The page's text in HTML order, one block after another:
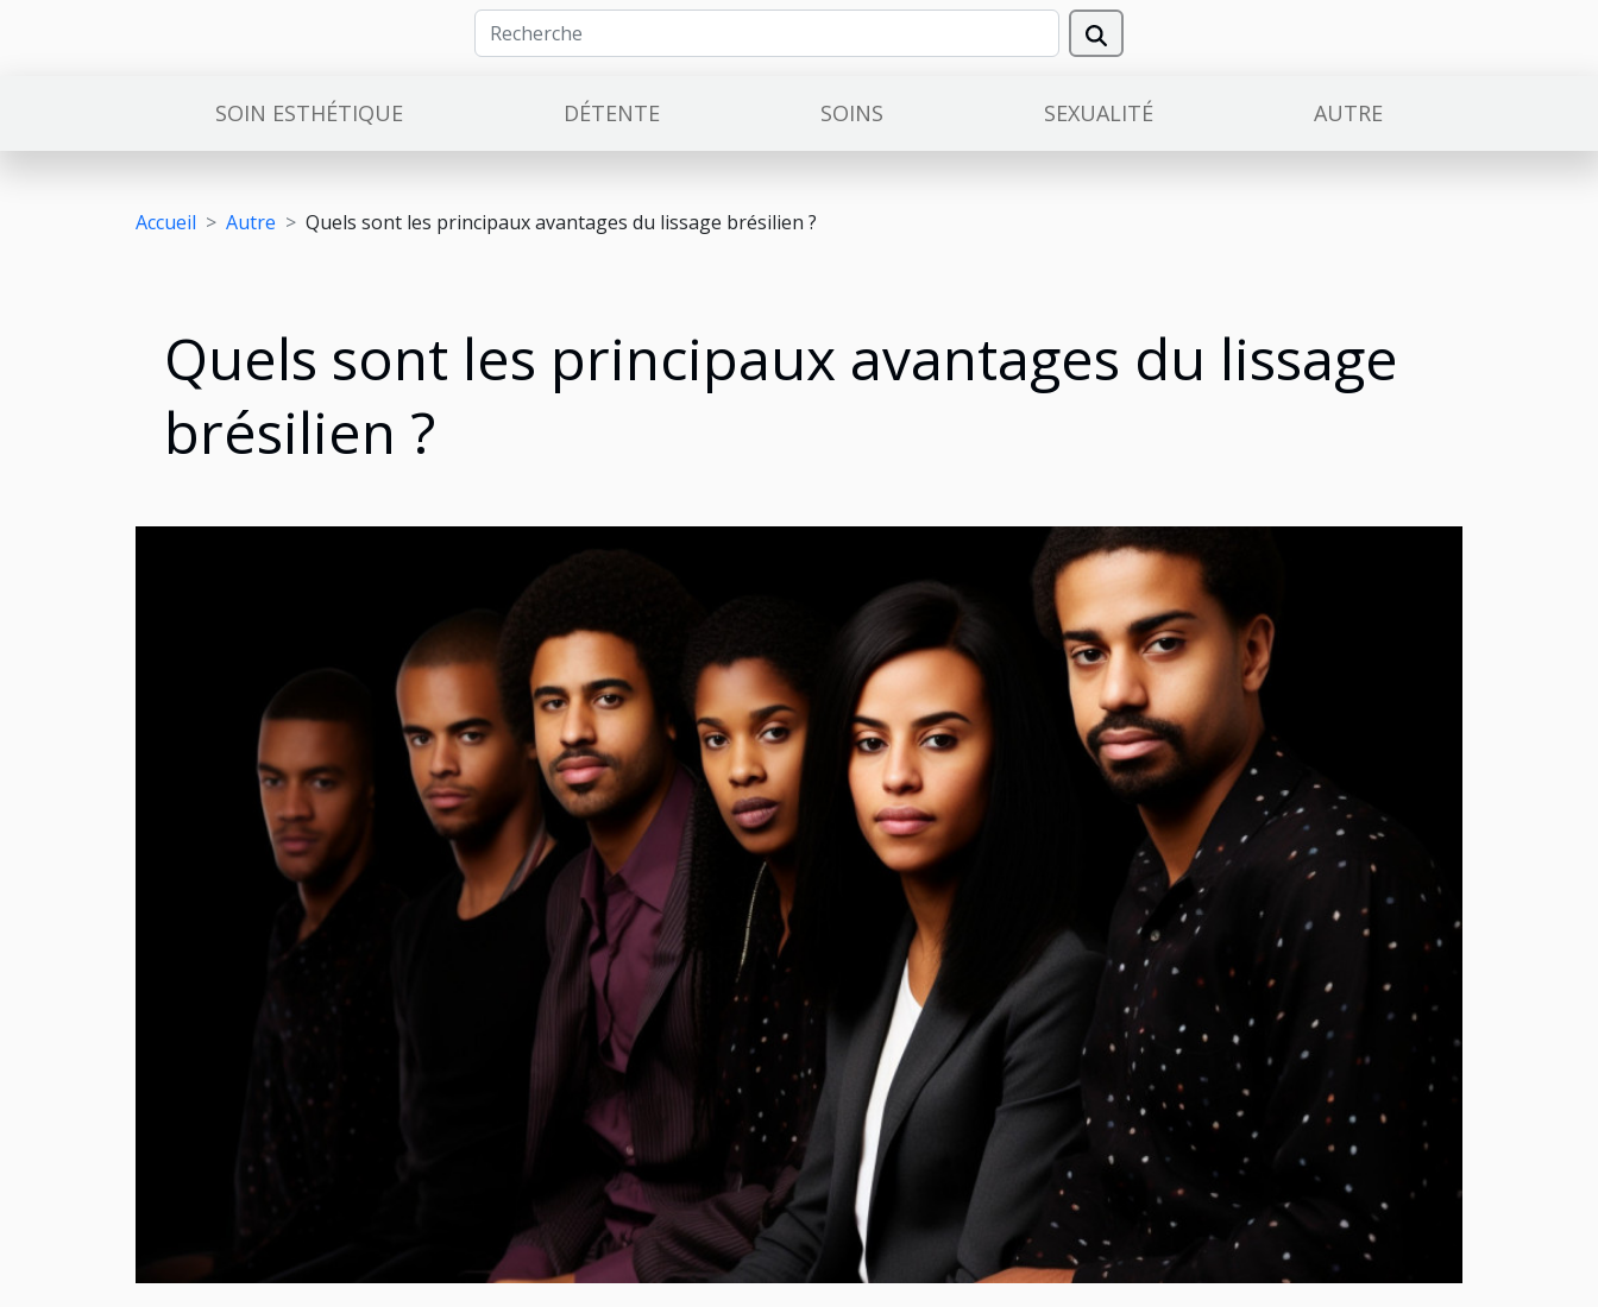
SOIN ESTHÉTIQUE DÉTENTE SOINS SEXUALITÉ AUTRE
Accueil Autre Quels sont les principaux avantages du lissage brésilien ?
Quels sont les principaux avantages du lissage
brésilien ?